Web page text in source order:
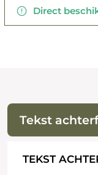
Direct
Tekst
TEKST